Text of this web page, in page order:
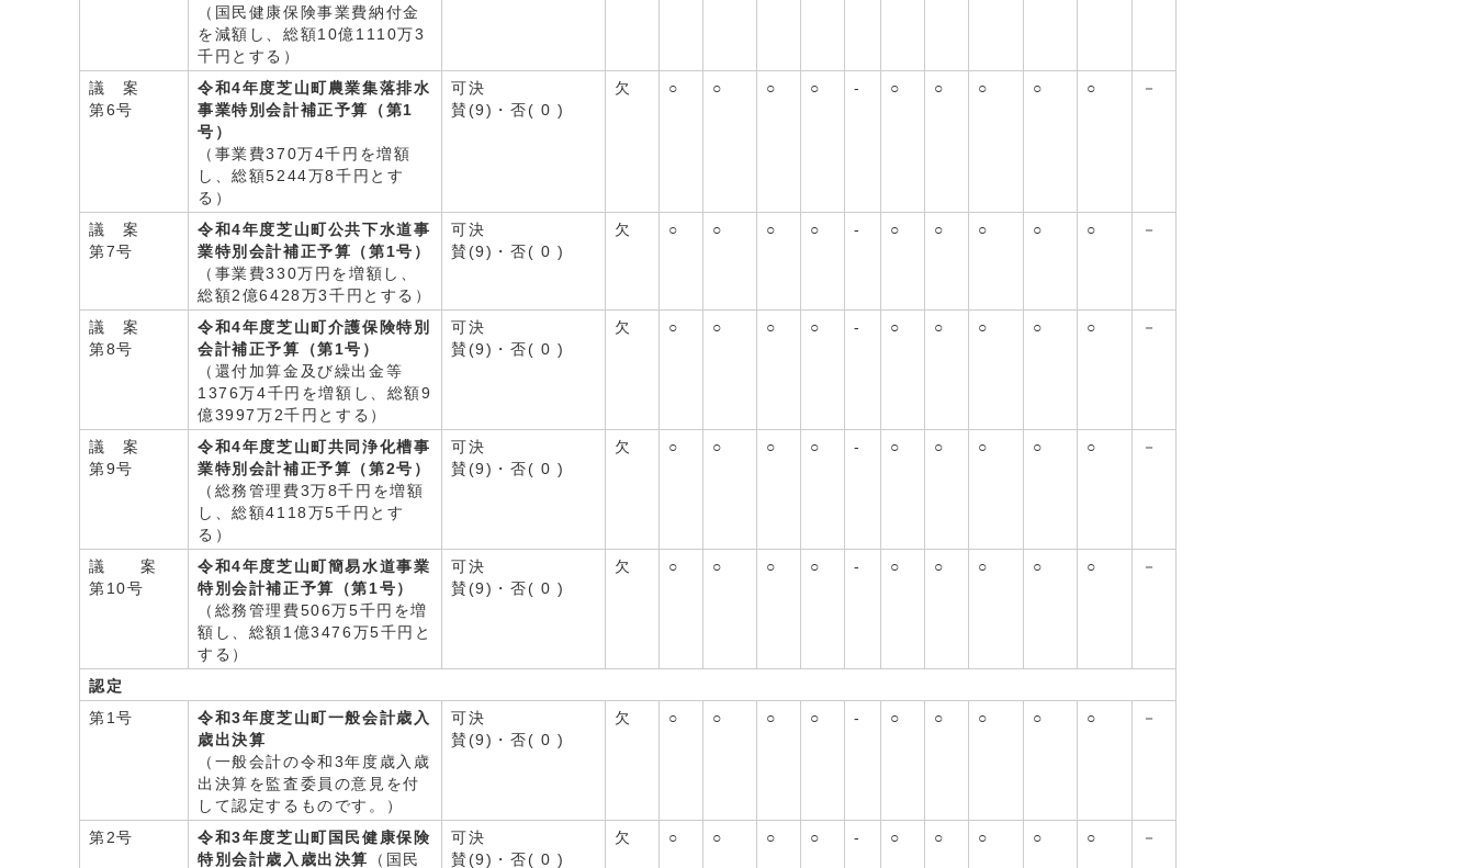
（国民健康保険事業費納付金
を減額し、総額10億1110万3
千円とする）
議 案
第6号
令和4年度芝山町農業集落排水
事業特別会計補正予算（第1
号）
（事業費370万4千円を増額
し、総額5244万8千円とす
る）
可決
賛(9)・否( 0 )
欠 ○ ○ ○ ○ - ○ ○ ○ ○ ○ －
議 案
第7号
令和4年度芝山町公共下水道事
業特別会計補正予算（第1号）
（事業費330万円を増額し、
総額2億6428万3千円とする）
可決
賛(9)・否( 0 )
欠 ○ ○ ○ ○ - ○ ○ ○ ○ ○ －
議 案
第8号
令和4年度芝山町介護保険特別
会計補正予算（第1号）
（還付加算金及び繰出金等
1376万4千円を増額し、総額9
億3997万2千円とする）
可決
賛(9)・否( 0 )
欠 ○ ○ ○ ○ - ○ ○ ○ ○ ○ －
議 案
第9号
令和4年度芝山町共同浄化槽事
業特別会計補正予算（第2号）
（総務管理費3万8千円を増額
し、総額4118万5千円とす
る）
可決
賛(9)・否( 0 )
欠 ○ ○ ○ ○ - ○ ○ ○ ○ ○ －
議 案
第10号
令和4年度芝山町簡易水道事業
特別会計補正予算（第1号）
（総務管理費506万5千円を増
額し、総額1億3476万5千円と
する）
可決
賛(9)・否( 0 )
欠 ○ ○ ○ ○ - ○ ○ ○ ○ ○ －
認定
第1号
令和3年度芝山町一般会計歳入
歳出決算
（一般会計の令和3年度歳入歳
出決算を監査委員の意見を付
して認定するものです。）
可決
賛(9)・否( 0 )
欠 ○ ○ ○ ○ - ○ ○ ○ ○ ○ －
第2号
令和3年度芝山町国民健康保険
特別会計歳入歳出決算
（国民
可決
賛(9)・否( 0 )
欠 ○ ○ ○ ○ - ○ ○ ○ ○ ○ －